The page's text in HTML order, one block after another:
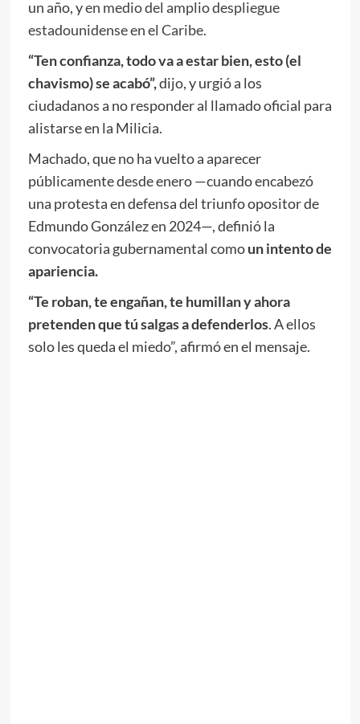
un año, yen medio del amplio despliegue
estadounidense en el Caribe.
“Ten confianza, todo va a estar bien, esto (el
chavismo) se acabó”,dijo, y urgió a los
ciudadanos a no responder al llamado oficial para
alistarse en la Milicia.
Machado, que no ha vuelto a aparecer
públicamente desde enero —cuando encabezó
una protesta en defensa del triunfo opositor de
Edmundo González en 2024—, definió la
convocatoria gubernamental comoun intento de
apariencia.
“Te roban, te engañan, te humillan y ahora
pretenden que tú salgas a defenderlos. A ellos
solo les queda el miedo”, afirmó en el mensaje.